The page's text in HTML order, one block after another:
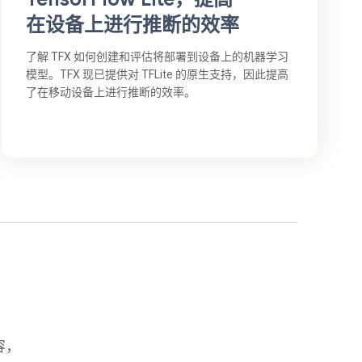
在设备上进行推断的效率
了解 TFX 如何创建和评估将部署到设备上的机器学习
模型。TFX 现已提供对 TFLite 的原生支持，因此提高
了在移动设备上进行推断的效率。